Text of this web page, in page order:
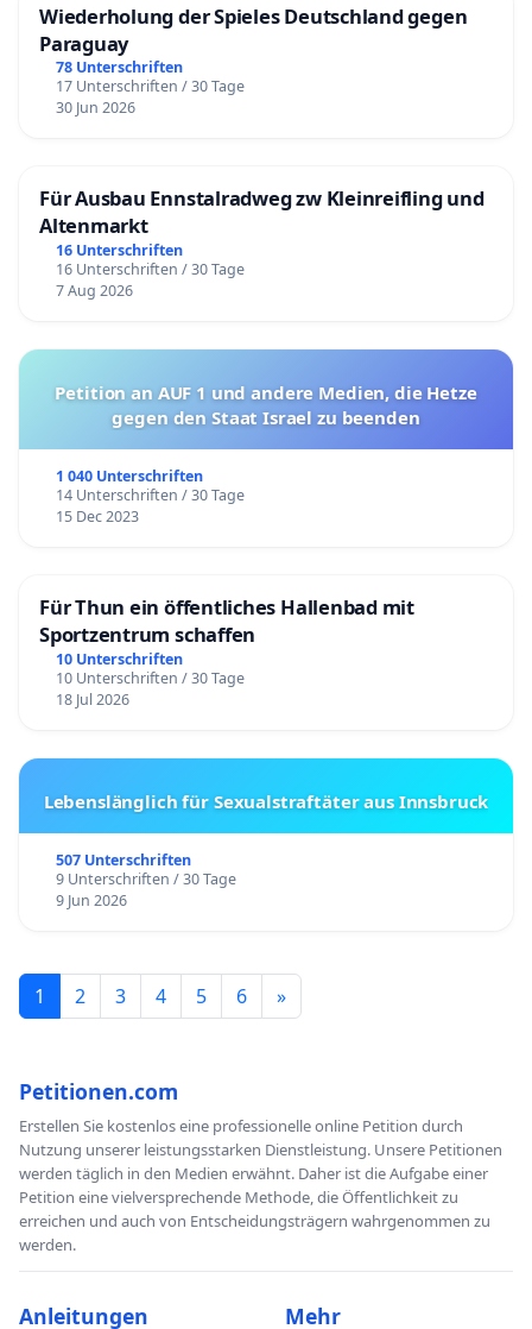
Wiederholung der Spieles Deutschland gegen
Paraguay
78 Unterschriften
17 Unterschriften / 30 Tage
30 Jun 2026
Für Ausbau Ennstalradweg zw Kleinreifling und
Altenmarkt
16 Unterschriften
16 Unterschriften / 30 Tage
7 Aug 2026
Petition an AUF 1 und andere Medien, die Hetze
gegen den Staat Israel zu beenden
1 040 Unterschriften
14 Unterschriften / 30 Tage
15 Dec 2023
Für Thun ein öffentliches Hallenbad mit
Sportzentrum schaffen
10 Unterschriften
10 Unterschriften / 30 Tage
18 Jul 2026
Lebenslänglich für Sexualstraftäter aus Innsbruck
507 Unterschriften
9 Unterschriften / 30 Tage
9 Jun 2026
1 2 3 4 5 6 »
Petitionen.com
Erstellen Sie kostenlos eine professionelle online Petition durch
Nutzung unserer leistungsstarken Dienstleistung. Unsere Petitionen
werden täglich in den Medien erwähnt. Daher ist die Aufgabe einer
Petition eine vielversprechende Methode, die Öffentlichkeit zu
erreichen und auch von Entscheidungsträgern wahrgenommen zu
werden.
Anleitungen Mehr